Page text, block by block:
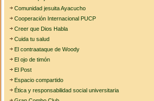
Comunidad jesuita Ayacucho
Cooperación Internacional PUCP
Creer que Dios Habla
Cuida tu salud
El contraataque de Woody
El ojo de timón
El Post
Espacio compartido
Ética y responsabilidad social universitaria